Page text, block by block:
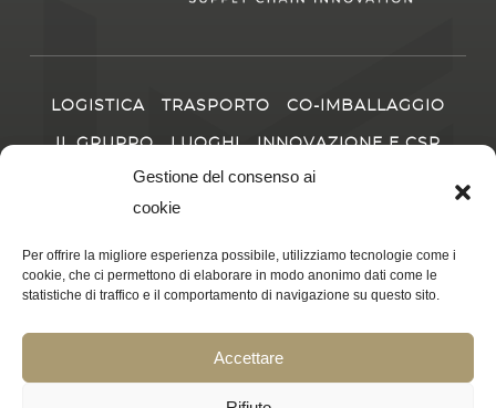
Gestione del consenso ai
cookie
Per offrire la migliore esperienza possibile, utilizziamo tecnologie come i
cookie, che ci permettono di elaborare in modo anonimo dati come le
statistiche di traffico e il comportamento di navigazione su questo sito.
Accettare
LOGISTICA TRASPORTO CO-IMBALLAGGIO
IL GRUPPO LUOGHI
INNOVAZIONE E CSR
CARRIERA
NOTIZIE
Informazioni legali e politica sulla privacy
di vendita|Linkedin